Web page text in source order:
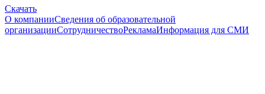
Скачать
О компанииСведения об образовательной
организацииСотрудничествоРекламаИнформация для СМИ